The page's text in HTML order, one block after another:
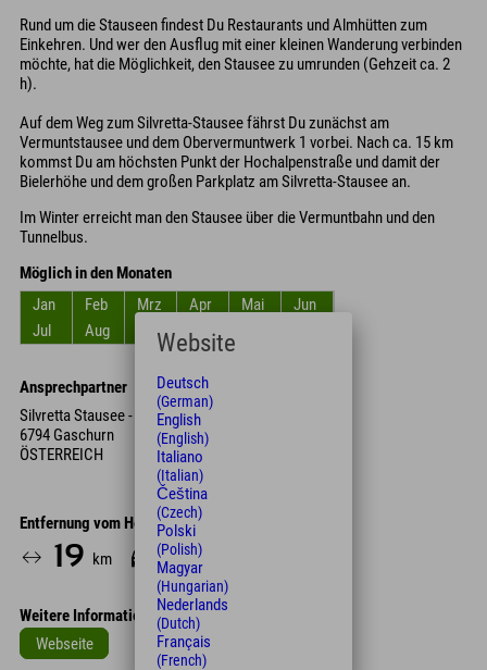
Rund um die Stauseen findest Du Restaurants und Almhütten zum
Einkehren. Und wer den Ausflug mit einer kleinen Wanderung verbinden
möchte, hat die Möglichkeit, den Stausee zu umrunden (Gehzeit ca. 2
h).
Auf dem Weg zum Silvretta-Stausee fährst Du zunächst am
Vermuntstausee und dem Obervermuntwerk 1 vorbei. Nach ca. 15 km
kommst Du am höchsten Punkt der Hochalpenstraße und damit der
Bielerhöhe und dem großen Parkplatz am Silvretta-Stausee an.
Im Winter erreicht man den Stausee über die Vermuntbahn und den
Tunnelbus.
Möglich in den Monaten
Jan
Feb Mrz Apr Mai
Jun
Jul
Aug Sep Okt
Ansprechpartner
Silvretta Stausee - Parkplatz
6794 Gaschurn
ÖSTERREICH
Entfernung vom Hotel
19 km 28
Weitere Informationen
Webseite
Website
Deutsch
(German)
English
(English)
Italiano
(Italian)
Čeština
(Czech)
Polski
(Polish)
Magyar
(Hungarian)
Nederlands
(Dutch)
Français
(French)